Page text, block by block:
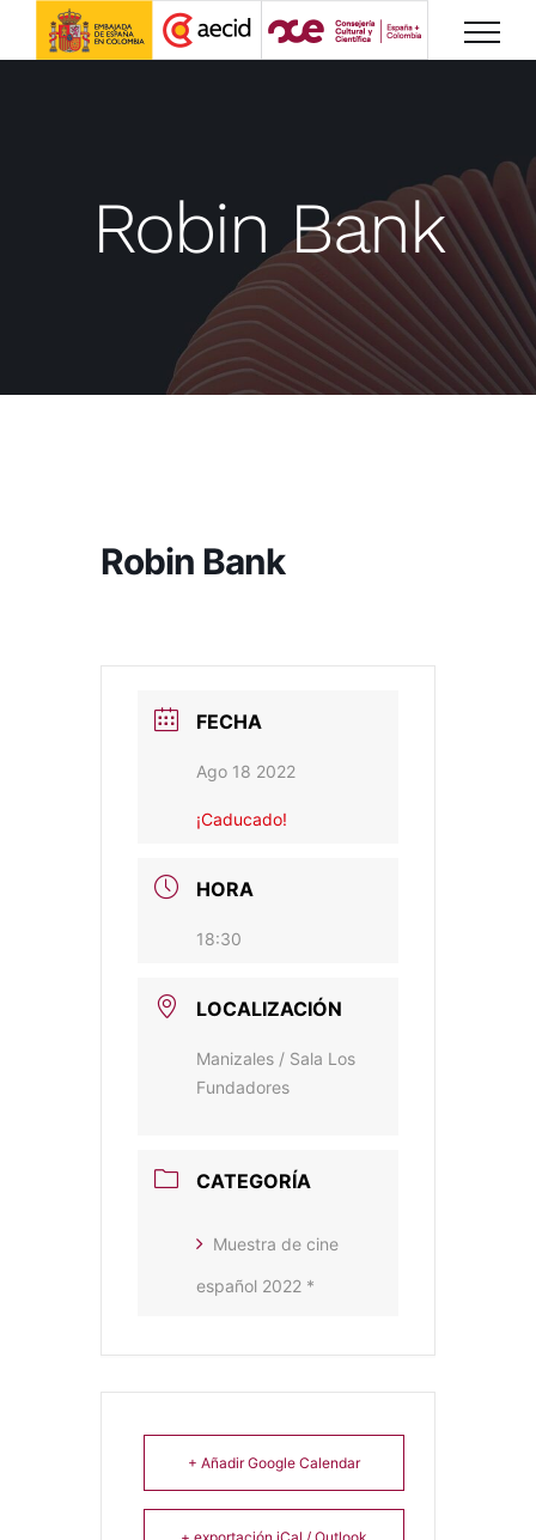
Saltar
Robin Bank
Robin Bank
FECHA
Ago 18 2022
¡Caducado!
HORA
18:30
LOCALIZACIÓN
Manizales / Sala Los
Fundadores
CATEGORÍA
Muestra de cine
español 2022 *
+ Añadir Google Calendar